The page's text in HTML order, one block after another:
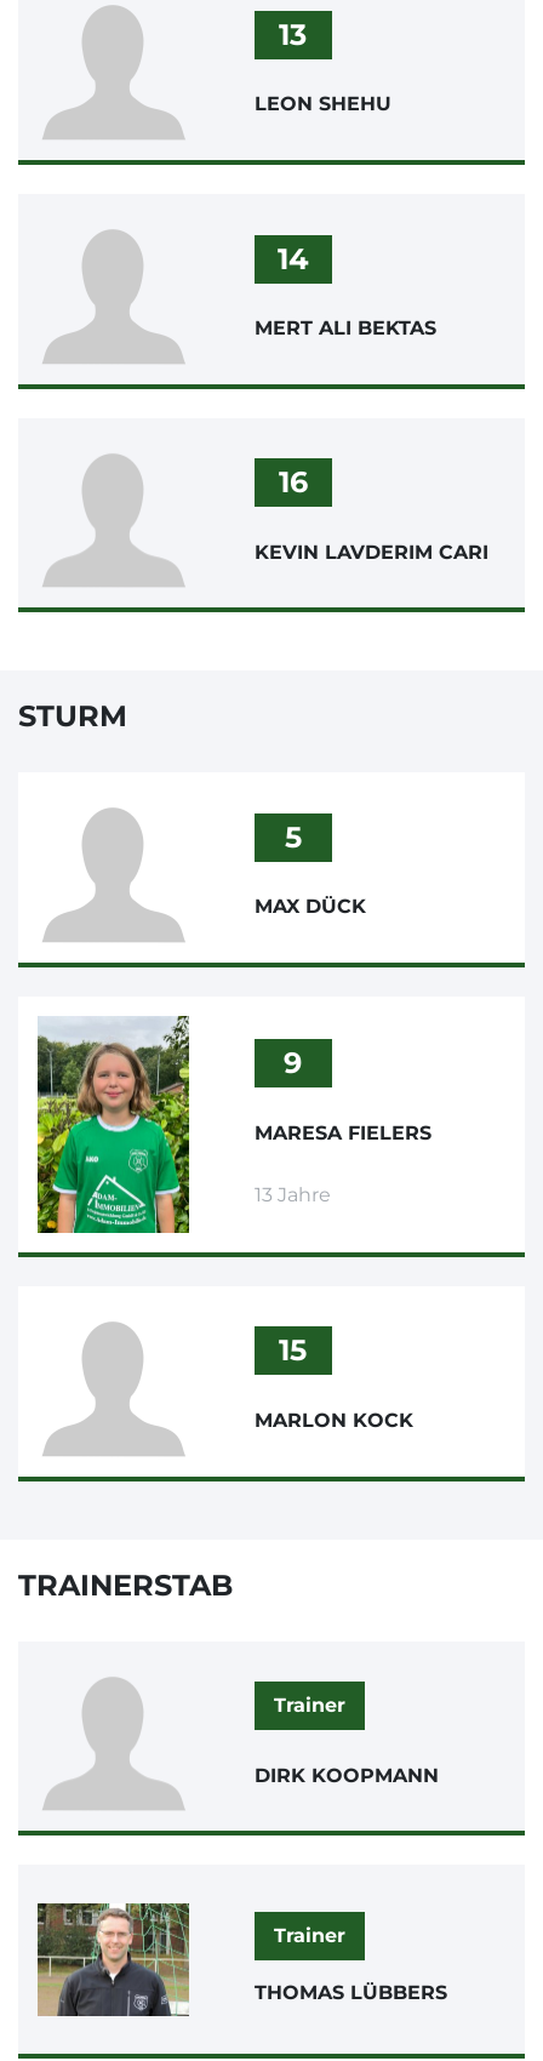
13
LEON SHEHU
14
MERT ALI BEKTAS
16
KEVIN LAVDERIM CARI
STURM
5
MAX DÜCK
9
MARESA FIELERS
13 Jahre
15
MARLON KOCK
TRAINERSTAB
Trainer
DIRK KOOPMANN
Trainer
THOMAS LÜBBERS